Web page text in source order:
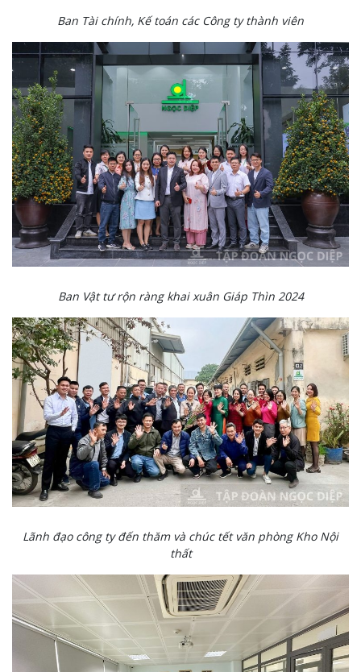
Ban Tài chính, Kế toán các Công ty thành viên
Ban Vật tư rộn ràng khai xuân Giáp Thìn 2024
Lãnh đạo công ty đến thăm và chúc tết văn phòng Kho Nội
thất